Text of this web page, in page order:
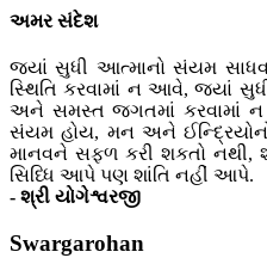
અમર સંદેશ
જ્યાં સુધી આત્માનો સંયમ
સ્થિતિ કરવામાં ન આવે, જ્યાં
અને સમસ્ત જગતમાં કરવામાં ન
સંયમ હોય, મન અને
માનવને સફળ કરી શકતો નથી,
સિધ્ધિ આપે પણ શાંતિ નહીં આપે.
- શ્રી યોગેશ્વરજી
Swargarohan